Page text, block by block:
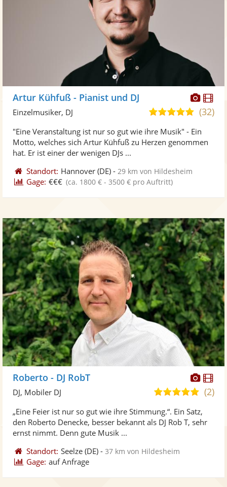
Fotos
Artur Kühfuß - Pianist und DJ
5,0
5
(32)
Einzelmusiker, DJ
"Eine Veranstaltung ist nur so gut wie ihre Musik" - Ein
Motto, welches sich Artur Kühfuß zu Herzen genommen
hat. Er ist einer der wenigen DJs ...
Standort: Hannover (DE) - 29 km von Hildesheim
Gage: €€€ (ca. 1800 € - 3500 € pro Auftritt)
Fotos
Roberto - DJ RobT
5,0
5
(2)
DJ, Mobiler DJ
„Eine Feier ist nur so gut wie ihre Stimmung.“. Ein Satz,
den Roberto Denecke, besser bekannt als DJ Rob T, sehr
ernst nimmt. Denn gute Musik ...
Standort: Seelze (DE) -37 km von Hildesheim
Gage: auf Anfrage